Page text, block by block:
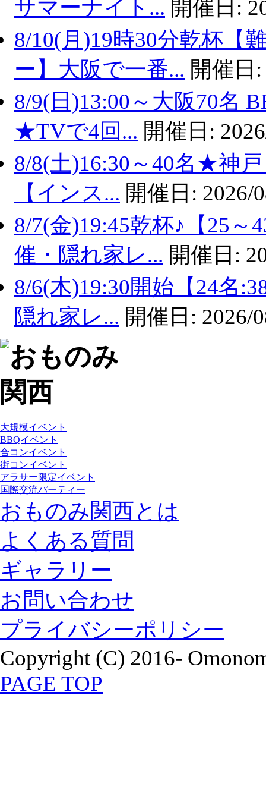
サマーナイト... 開催日:
8/10(月)19時30分乾杯【
ー】大阪で一番... 開催日
8/9(日)13:00～大阪70名
★TVで4回... 開催日:
8/8(土)16:30～40名★神
【インス... 開催日: 2026/
8/7(金)19:45乾杯♪【25
催・隠れ家レ... 開催日:
8/6(木)19:30開始【24名
隠れ家レ... 開催日: 2026/
大規模イベント
BBQイベント
合コンイベント
街コンイベント
アラサー限定イベント
国際交流パーティー
おものみ関西とは
よくある質問
ギャラリー
お問い合わせ
プライバシーポリシー
Copyright (C) 2016-
PAGE TOP